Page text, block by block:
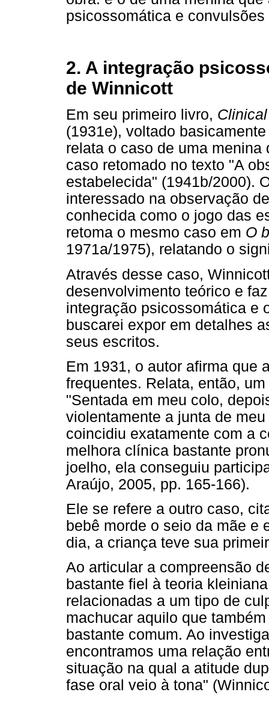
psicossomática e
2. A integração
de Winnicott
Em seu primeiro livro,
(1931e), voltado
relata o caso de uma
caso retomado no texto "A
estabelecida" (1941b/2000).
interessado na observação
conhecida como o jogo das
retoma o mesmo caso em O
1971a/1975), relatando o
Através desse caso,
desenvolvimento teórico e
integração psicossomática e
buscarei expor em detalhes
seus escritos.
Em 1931, o autor afirma que
frequentes. Relata, então,
"Sentada em meu colo,
violentamente a junta de
coincidiu exatamente com a
melhora clínica bastante
joelho, ela conseguiu
Araújo, 2005, pp. 165-166).
Ele se refere a outro caso,
bebê morde o seio da mãe e
dia, a criança teve sua
Ao articular a compreensão
bastante fiel à teoria
relacionadas a um tipo de
machucar aquilo que
bastante comum. Ao
encontramos uma relação
situação na qual a atitude
fase oral veio à tona"